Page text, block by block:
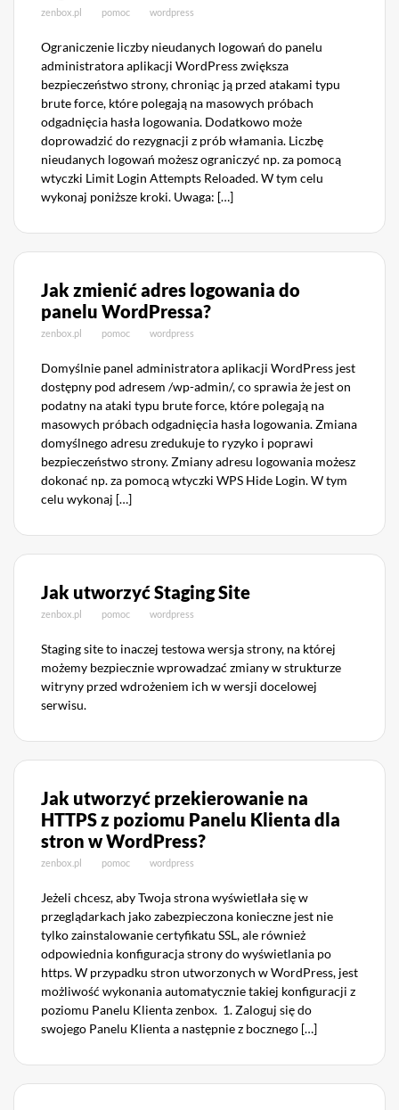
zenbox.pl pomoc wordpress
Ograniczenie liczby nieudanych logowań do panelu
administratora aplikacji WordPress zwiększa
bezpieczeństwo strony, chroniąc ją przed atakami typu
brute force, które polegają na masowych próbach
odgadnięcia hasła logowania. Dodatkowo może
doprowadzić do rezygnacji z prób włamania. Liczbę
nieudanych logowań możesz ograniczyć np. za pomocą
wtyczki Limit Login Attempts Reloaded. W tym celu
wykonaj poniższe kroki. Uwaga: […]
Jak zmienić adres logowania do
panelu WordPressa?
zenbox.pl pomoc wordpress
Domyślnie panel administratora aplikacji WordPress jest
dostępny pod adresem /wp-admin/, co sprawia że jest on
podatny na ataki typu brute force, które polegają na
masowych próbach odgadnięcia hasła logowania. Zmiana
domyślnego adresu zredukuje to ryzyko i poprawi
bezpieczeństwo strony. Zmiany adresu logowania możesz
dokonać np. za pomocą wtyczki WPS Hide Login. W tym
celu wykonaj […]
Jak utworzyć Staging Site
zenbox.pl pomoc wordpress
Staging site to inaczej testowa wersja strony, na której
możemy bezpiecznie wprowadzać zmiany w strukturze
witryny przed wdrożeniem ich w wersji docelowej
serwisu.
Jak utworzyć przekierowanie na
HTTPS z poziomu Panelu Klienta dla
stron w WordPress?
zenbox.pl pomoc wordpress
Jeżeli chcesz, aby Twoja strona wyświetlała się w
przeglądarkach jako zabezpieczona konieczne jest nie
tylko zainstalowanie certyfikatu SSL, ale również
odpowiednia konfiguracja strony do wyświetlania po
https. W przypadku stron utworzonych w WordPress, jest
możliwość wykonania automatycznie takiej konfiguracji z
poziomu Panelu Klienta zenbox. 1. Zaloguj się do
swojego Panelu Klienta a następnie z bocznego […]